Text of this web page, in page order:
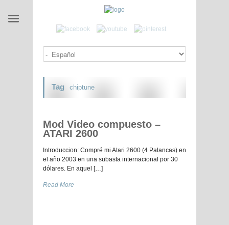
Tag chiptune
Mod Video compuesto –
ATARI 2600
Introduccion: Compré mi Atari 2600 (4 Palancas) en
el año 2003 en una subasta internacional por 30
dólares. En aquel […]
Read More